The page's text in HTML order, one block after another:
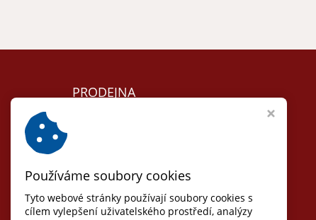
PRODEJNA
Otvírací doba:
(pauza 12-13)
Používáme soubory cookies
Tyto webové stránky používají soubory cookies s
cílem vylepšení uživatelského prostředí, analýzy